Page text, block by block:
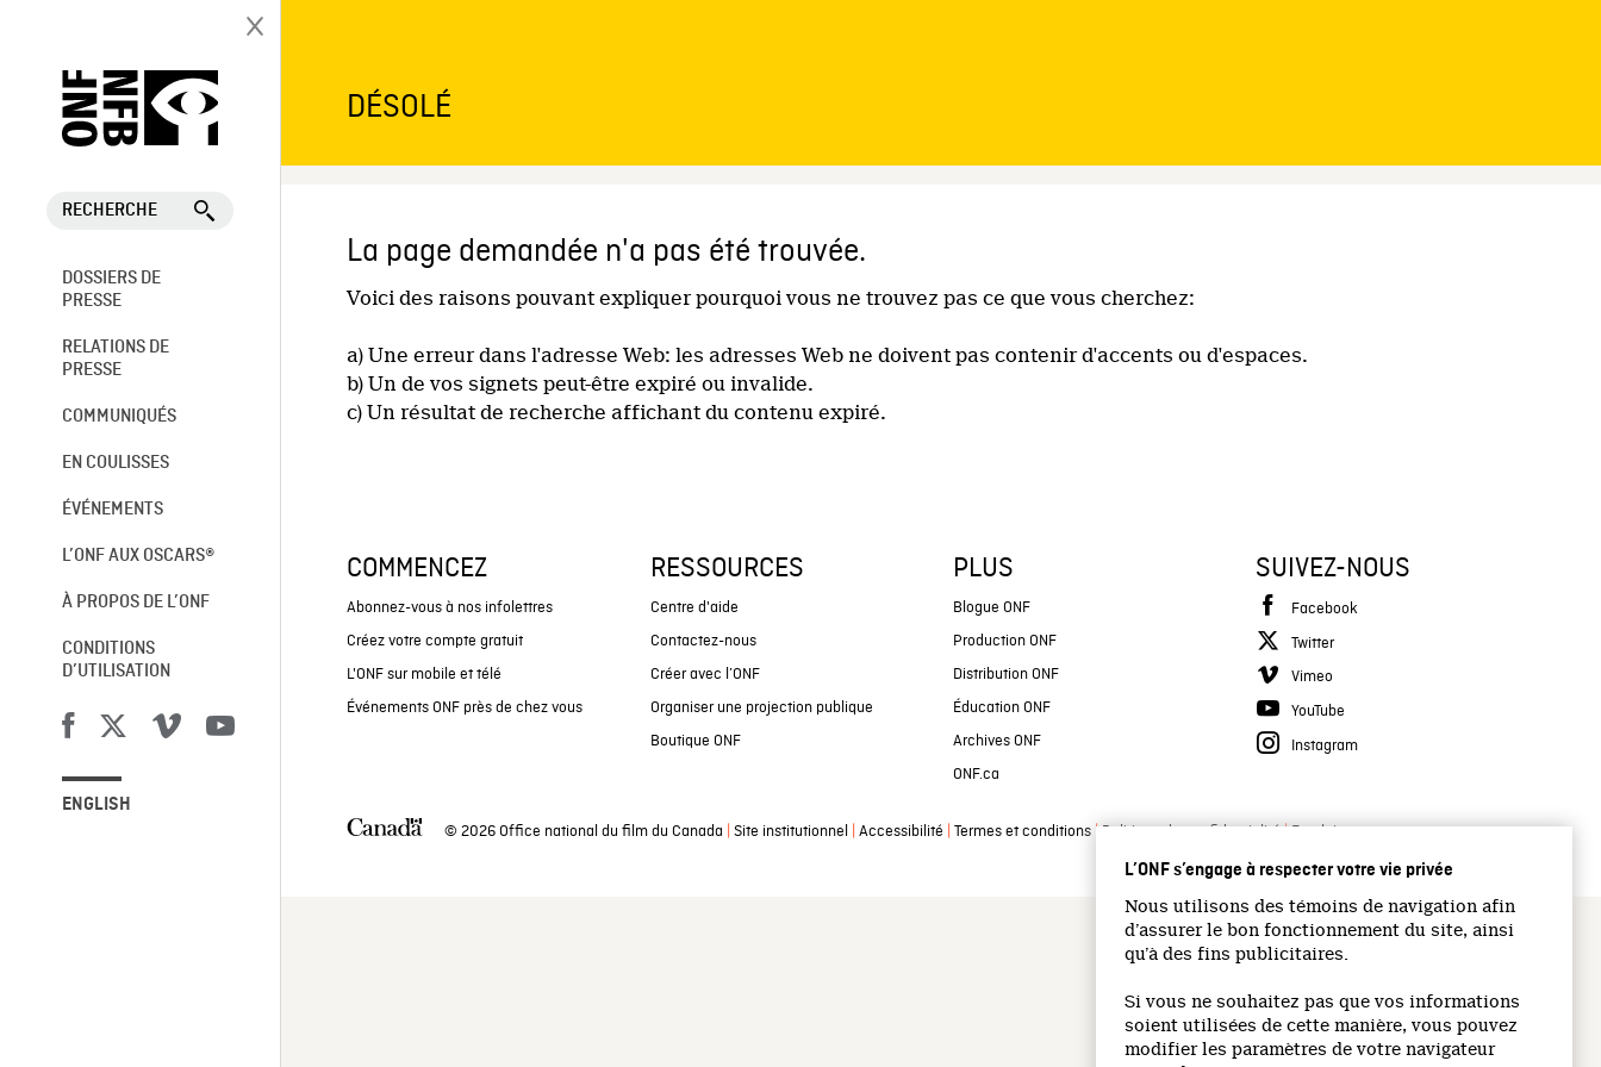
L’ONF s’engage à respecter votre vie privée
Nous utilisons des témoins de navigation afin
d’assurer le bon fonctionnement du site, ainsi
qu’à des fins publicitaires.
Si vous ne souhaitez pas que vos informations
soient utilisées de cette manière, vous pouvez
modifier les paramètres de votre navigateur
RECHERCHE
DOSSIERS DE
PRESSE
RELATIONS DE
PRESSE
COMMUNIQUÉS
EN COULISSES
ÉVÉNEMENTS
L’ONF AUX OSCARS®
À PROPOS DE L’ONF
CONDITIONS
D’UTILISATION
ENGLISH
DÉSOLÉ
La page demandée n'a pas été trouvée.
Voici des raisons pouvant expliquer pourquoi vous ne trouvez pas ce que vous cherchez:
a) Une erreur dans l'adresse Web: les adresses Web ne doivent pas contenir d'accents ou d'espaces.
b) Un de vos signets peut-être expiré ou invalide.
c) Un résultat de recherche affichant du contenu expiré.
COMMENCEZ
Abonnez-vous à nos infolettres
Créez votre compte gratuit
L'ONF sur mobile et télé
Événements ONF près de chez vous
RESSOURCES
Centre d'aide
Contactez-nous
Créer avec l’ONF
Organiser une projection publique
Boutique ONF
PLUS
Blogue ONF
Production ONF
Distribution ONF
Éducation ONF
Archives ONF
ONF.ca
SUIVEZ-NOUS
Facebook
Twitter
Vimeo
YouTube
Instagram
© 2026 Office national du film du Canada Site institutionnel Accessibilité Termes et conditions | Politique de confidentialité|Emplois